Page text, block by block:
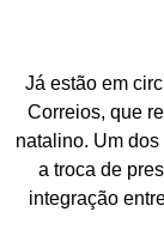
Já estão em
Correios, que
natalino. Um
a troca de
integração